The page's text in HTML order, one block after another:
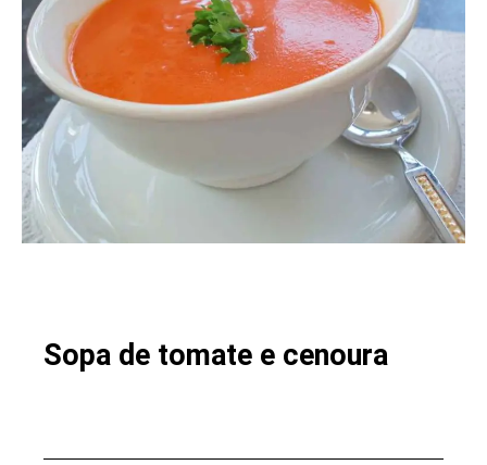
Sopa de tomate e cenoura